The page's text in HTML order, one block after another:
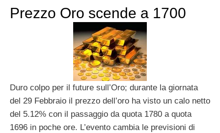
Prezzo Oro scende a 1700
Duro colpo per il future sull’Oro; durante la giornata
del 29 Febbraio il prezzo dell’oro ha visto un calo netto
del 5.12% con il passaggio da quota 1780 a quota
1696 in poche ore. L’evento cambia le previsioni di